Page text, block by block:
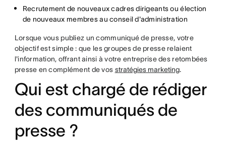
Recrutement de nouveaux cadres dirigeants ou élection
de nouveaux membres au conseil d'administration
Lorsque vous publiez un communiqué de presse, votre
objectif est simple : que les groupes de presse relaient
l'information, offrant ainsi à votre entreprise des retombées
presse en complément de vos stratégies marketing.
Qui est chargé de rédiger
des communiqués de
presse ?